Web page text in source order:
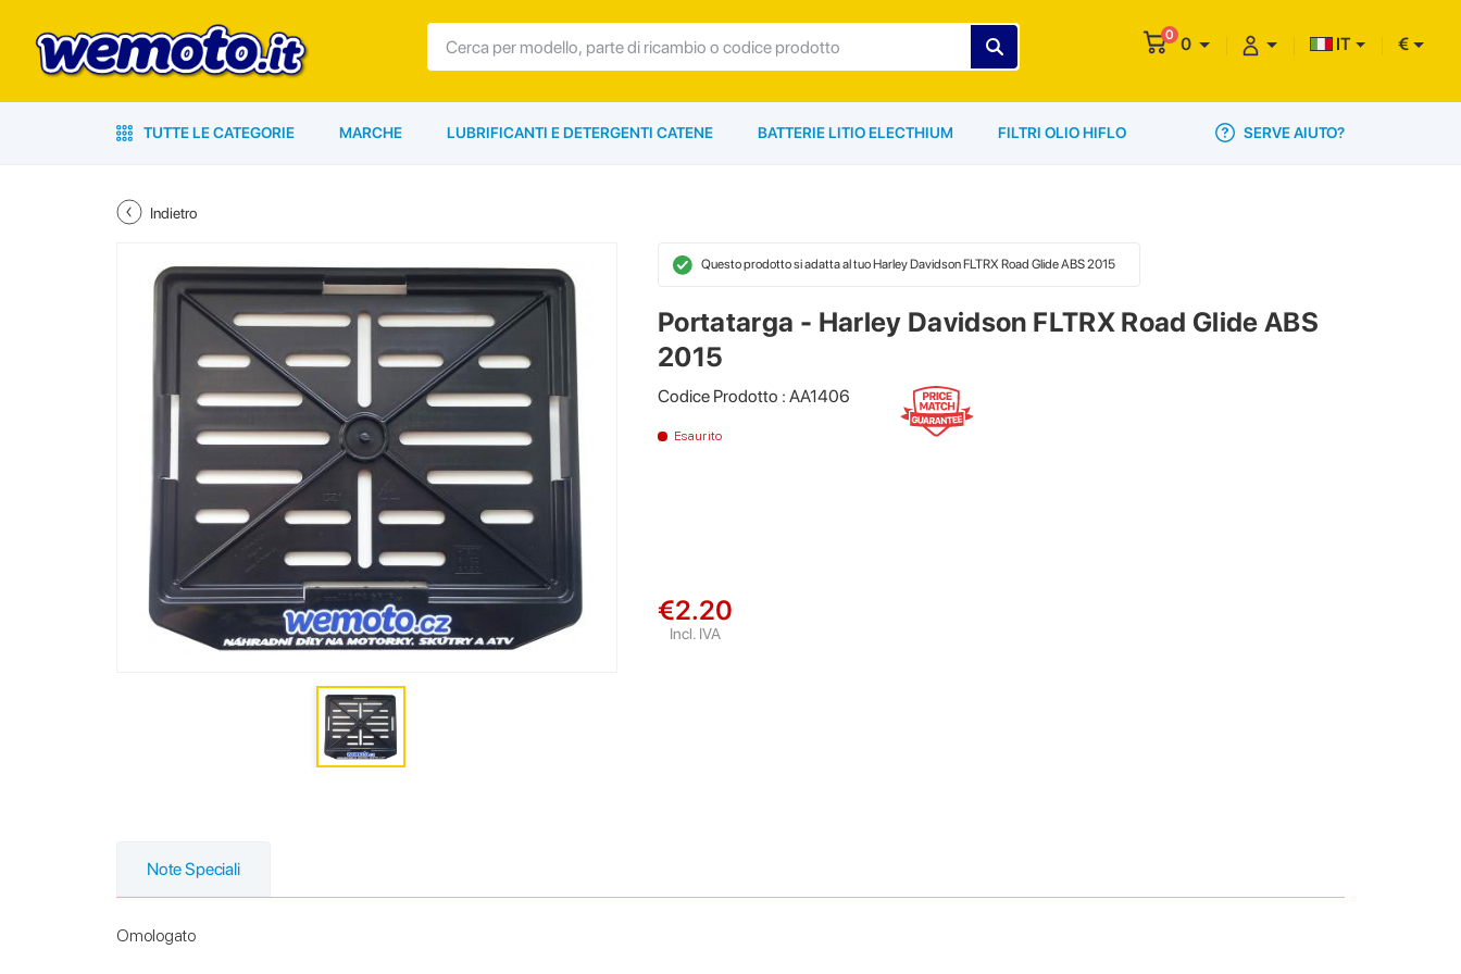
0 0 IT €
TUTTE LE CATEGORIE MARCHE LUBRIFICANTI E DETERGENTI CATENE BATTERIE LITIO ELECTHIUM FILTRI OLIO HIFLO SERVE AIUTO?
Indietro
Questo prodotto si adatta al tuo Harley Davidson FLTRX Road Glide ABS 2015
Portatarga - Harley Davidson FLTRX Road Glide ABS
2015
Codice Prodotto : AA1406
Esaurito
€2.20
Incl. IVA
Note Speciali
Omologato